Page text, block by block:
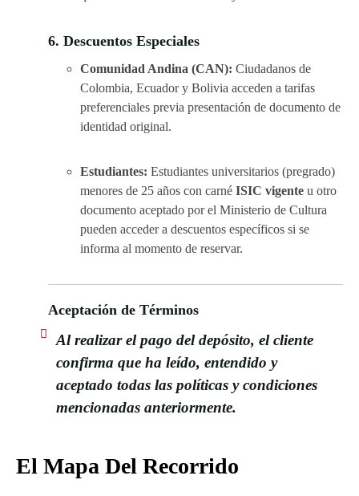
6. Descuentos Especiales
Comunidad Andina (CAN): Ciudadanos de
Colombia, Ecuador y Bolivia acceden a tarifas
preferenciales previa presentación de documento de
identidad original.
Estudiantes: Estudiantes universitarios (pregrado)
menores de 25 años con carné ISIC vigente u otro
documento aceptado por el Ministerio de Cultura
pueden acceder a descuentos específicos si se
informa al momento de reservar.
Aceptación de Términos
Al realizar el pago del depósito, el cliente
confirma que ha leído, entendido y
aceptado todas las políticas y condiciones
mencionadas anteriormente.
El Mapa Del Recorrido